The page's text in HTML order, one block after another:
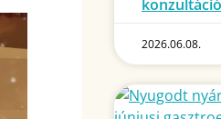
2026.06.08.